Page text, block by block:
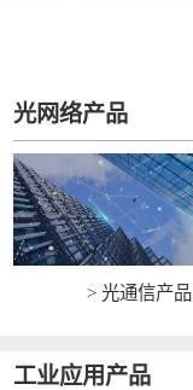
光网络产品
> 光通信产品
工业应用产品